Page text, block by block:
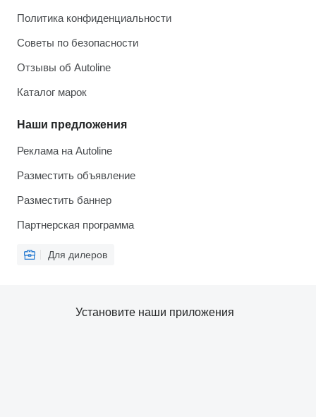
Политика конфиденциальности
Советы по безопасности
Отзывы об Autoline
Каталог марок
Наши предложения
Реклама на Autoline
Разместить объявление
Разместить баннер
Партнерская программа
Для дилеров
Установите наши приложения